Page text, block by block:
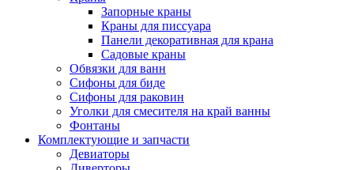
Запорные краны
Краны для писсуара
Панели декоративная для крана
Садовые краны
Обвязки для ванн
Сифоны для биде
Сифоны для раковин
Уголки для смесителя на край ванны
Фонтаны
Комплектующие и запчасти
Девиаторы